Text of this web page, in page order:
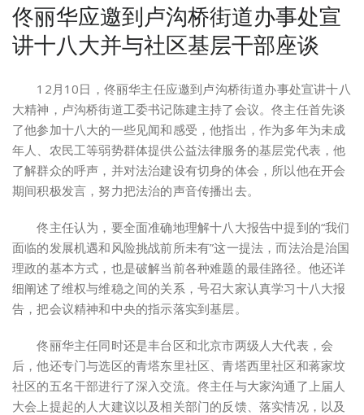
佟丽华应邀到卢沟桥街道办事处宣
讲十八大并与社区基层干部座谈
12月10日，佟丽华主任应邀到卢沟桥街道办事处宣讲十八
大精神，卢沟桥街道工委书记陈建主持了会议。佟主任首先谈
了他参加十八大的一些见闻和感受，他指出，作为多年为未成
年人、农民工等弱势群体提供公益法律服务的基层党代表，他
了解群众的呼声，并对法治建设有切身的体会，所以他在开会
期间积极发言，努力把法治的声音传播出去。
佟主任认为，要全面准确地理解十八大报告中提到的“我们
面临的发展机遇和风险挑战前所未有”这一提法，而法治是治国
理政的基本方式，也是破解当前各种难题的最佳路径。他还详
细阐述了维权与维稳之间的关系，号召大家认真学习十八大报
告，把会议精神和中央的指示落实到基层。
佟丽华主任同时还是丰台区和北京市两级人大代表，会
后，他还专门与选区的青塔东里社区、青塔西里社区和蒋家坟
社区的五名干部进行了深入交流。佟主任与大家沟通了上届人
大会上提起的人大建议以及相关部门的反馈、落实情况，以及